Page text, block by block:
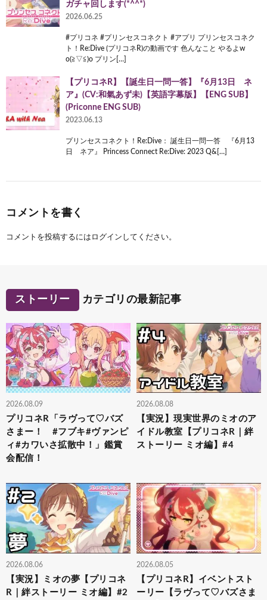
ガチャ回します(*^^*)
2026.06.25
#プリコネ #プリンセスコネクト #アプリ プリンセスコネク
ト！Re:Dive (プリコネR)の動画です 色んなこと やるよw
o(≧▽≦)o プリン[…]
【プリコネR】【誕生日一問一答】『6月13日 ネ
ア』(CV:和氣あず未)【英語字幕版】【ENG SUB】
(Priconne ENG SUB)
2023.06.13
プリンセスコネクト！Re:Dive： 誕生日一問一答 『6月13
日 ネア』 Princess Connect Re:Dive: 2023 Q&[…]
コメントを書く
コメントを投稿するには ログイン してください。
ストーリー カテゴリの最新記事
2026.08.09
プリコネR「ラヴって♡バズ
さまー！ #フブキ#ヴァンピ
ィ#カワいさ拡散中！」鑑賞
会配信！
2026.08.08
【実況】現実世界のミオのア
イドル教室【プリコネR｜絆
ストーリー ミオ編】#4
2026.08.06
【実況】ミオの夢【プリコネ
R｜絆ストーリー ミオ編】#2
2026.08.05
【プリコネR】イベントスト
ーリー【ラヴって♡バズさま